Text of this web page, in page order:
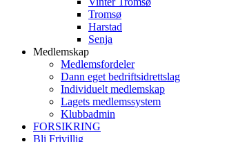
Tromsø
Harstad
Senja
Medlemskap
Medlemsfordeler
Dann eget bedriftsidrettslag
Individuelt medlemskap
Lagets medlemssystem
Klubbadmin
FORSIKRING
Bli Frivillig